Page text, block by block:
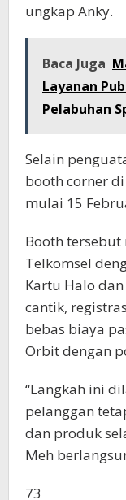
ungkap Anky.
Baca Juga
Layanan
Pelabuhan
Selain
booth corner
mulai 15
Booth
Telkomsel
Kartu Halo
cantik,
bebas biaya
Orbit dengan
“Langkah ini
pelanggan
dan produk
Meh
73